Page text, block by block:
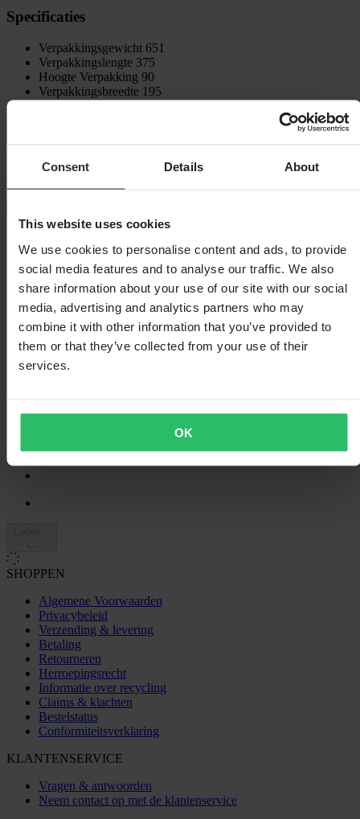
Consent Details About
This website uses cookies
We use cookies to personalise content and ads, to provide
social media features and to analyse our traffic. We also
share information about your use of our site with our social
media, advertising and analytics partners who may
combine it with other information that you’ve provided to
them or that they’ve collected from your use of their
services.
OK
Specificaties
Verpakkingsgewicht 651
Verpakkingslengte 375
Hoogte Verpakking 90
Verpakkingsbreedte 195
Klantenbeoordelingen (58)
Gebaseerd op 58 beoordelingen
48
4
10
0
SHOPPEN
Algemene Voorwaarden
Privacybeleid
Verzending & levering
Betaling
Retourneren
Herroepingsrecht
Informatie over recycling
Claims & klachten
Bestelstatus
Conformiteitsverklaring
KLANTENSERVICE
Vragen & antwoorden
Neem contact op met de klantenservice